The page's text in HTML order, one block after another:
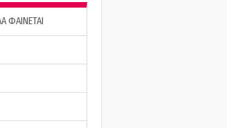
ΦΑΙΝΕΤΑΙ